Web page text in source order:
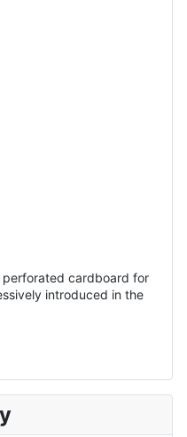
cardboard for
introduced in the